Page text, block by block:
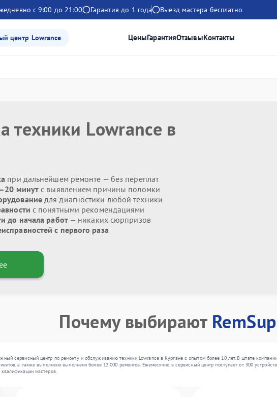
с 9:00 до 21:00 Гарантия до 1 года Выезд мастера бесплатно
центр Lowrance ЦеныГарантияОтзывыКонтакты
техники Lowrance в
при дальнейшем ремонте — без переплат
минут с выявлением причины поломки
для диагностики любой техники
с понятными рекомендациями
до начала работ— никаких сюрпризов
с первого раза
Почему выбирают
сервисный центр по ремонту и обслуживанию техники Lowrance в Кургане с опытом более 10 лет. В штате
а также выполнено выполнено более 12 000 ремонтов. Ежемесячно в сервисный центр поступает от 300
мастеров.